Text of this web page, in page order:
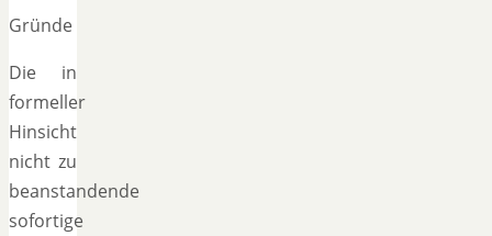
Gründe
Die in
formeller
Hinsicht
nicht zu
beanstandende
sofortige